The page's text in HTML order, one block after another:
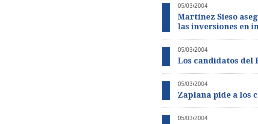
05/03/2004
Martínez Sieso
las inversiones en
05/03/2004
Los candidatos del
05/03/2004
Zaplana pide a los
05/03/2004